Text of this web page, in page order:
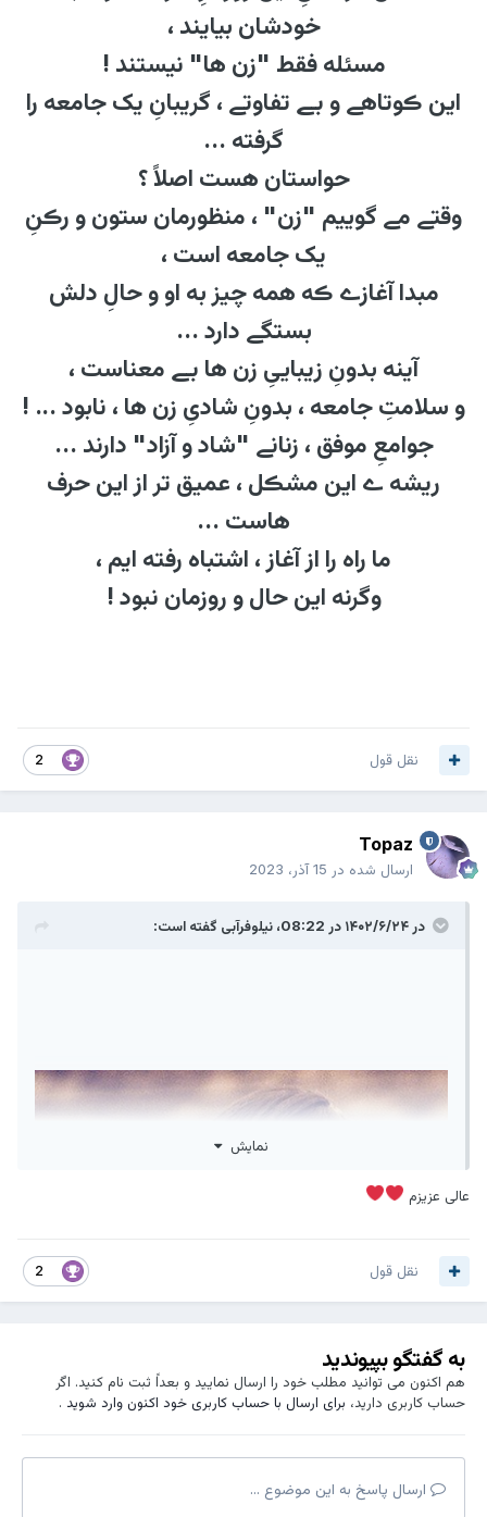
خودشان بیایند ،
مسئله فقط "زن ها" نیستند !
این ڪوتاهے و بے تفاوتے ، گریبانِ یک جامعه را
گرفته ...
حواستان هست اصلاً ؟
وقتے مے گوییم "زن" ، منظورمان ستون و رڪنِ
یک جامعه است ،
مبدا آغازے ڪه همه چیز به او و حالِ دلش
بستگے دارد ...
آینه بدونِ زیباییِ زن ها بے معناست ،
و سلامتِ جامعه ، بدونِ شادیِ زن ها ، نابود ... !
جوامعِ موفق ، زنانے "شاد و آزاد" دارند ...
ریشه ے این مشڪل ، عمیق تر از این حرف
هاست ...
ما راه را از آغاز ، اشتباه رفته ایم ،
وگرنه این حال و روزمان نبود !
2 نقل قول
Topaz
ارسال شده در 15 آذر، 2023
در ۱۴۰۲/۶/۲۴ در 08:22، نیلوفرآبیگفته است:
نمایش
عالی عزیزم
2 نقل قول
به گفتگو بپیوندید
هم اکنون می توانید مطلب خود را ارسال نمایید و بعداً ثبت نام کنید. اگر
حساب کاربری دارید، برای ارسال با حساب کاربری خود اکنون وارد شوید.
ارسال پاسخ به این موضوع ...